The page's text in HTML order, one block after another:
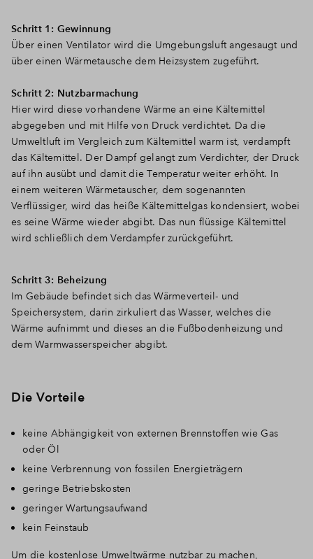
Schritt 1: Gewinnung
Über einen Ventilator wird die Umgebungsluft angesaugt und
über einen Wärmetausche dem Heizsystem zugeführt.
Schritt 2: Nutzbarmachung
Hier wird diese vorhandene Wärme an eine Kältemittel
abgegeben und mit Hilfe von Druck verdichtet. Da die
Umweltluft im Vergleich zum Kältemittel warm ist, verdampft
das Kältemittel. Der Dampf gelangt zum Verdichter, der Druck
auf ihn ausübt und damit die Temperatur weiter erhöht. In
einem weiteren Wärmetauscher, dem sogenannten
Verflüssiger, wird das heiße Kältemittelgas kondensiert, wobei
es seine Wärme wieder abgibt. Das nun flüssige Kältemittel
wird schließlich dem Verdampfer zurückgeführt.
Schritt 3: Beheizung
Im Gebäude befindet sich das Wärmeverteil- und
Speichersystem, darin zirkuliert das Wasser, welches die
Wärme aufnimmt und dieses an die Fußbodenheizung und
dem Warmwasserspeicher abgibt.
Die Vorteile
keine Abhängigkeit von externen Brennstoffen wie Gas
oder Öl
keine Verbrennung von fossilen Energieträgern
geringe Betriebskosten
geringer Wartungsaufwand
kein Feinstaub
Um die kostenlose Umweltwärme nutzbar zu machen,